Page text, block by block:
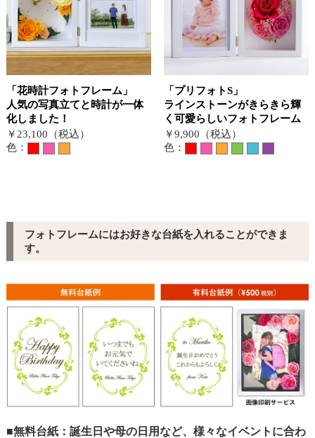
「花時計フォトフレーム」
人気の写真立てと時計が一体
化しました！
￥23,100（税込）
色：
「プリフォトS」
ラインストーンがきらきら輝
く可愛らしいフォトフレーム
￥9,900（税込）
色：
フォトフレームにはお好きな台紙を入れることができま
す。
■無料台紙：誕生日や母の日用など、様々なイベントに合わ